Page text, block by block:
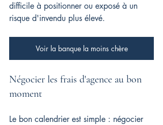
difficile à positionner ou exposé à un
risque d'invendu plus élevé.
Voir la banque la moins chère
Négocier les frais d'agence au bon
moment
Le bon calendrier est simple : négocier